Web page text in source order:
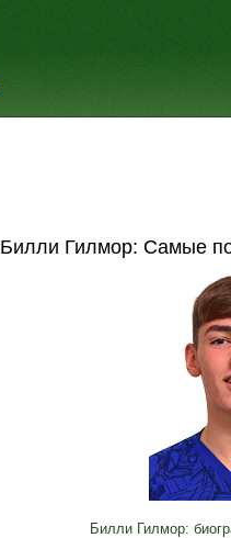
Билли Гилмор: Самые
Билли Гилмор: